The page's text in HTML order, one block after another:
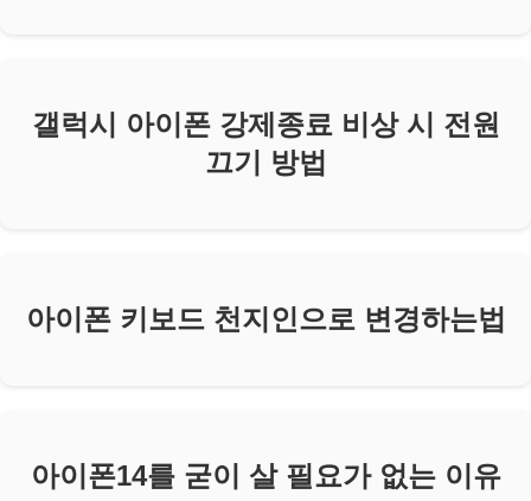
갤럭시 아이폰 강제종료 비상 시 전원
끄기 방법
아이폰 키보드 천지인으로 변경하는법
아이폰14를 굳이 살 필요가 없는 이유